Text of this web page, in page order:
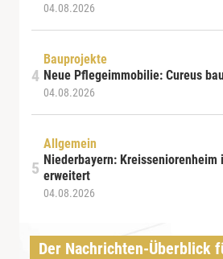
04.08.2026
Bauprojekte
Neue Pflegeimmobilie: Cureus
04.08.2026
Allgemein
Niederbayern: Kreisseniorenheim
erweitert
04.08.2026
Der Nachrichten-Überblick